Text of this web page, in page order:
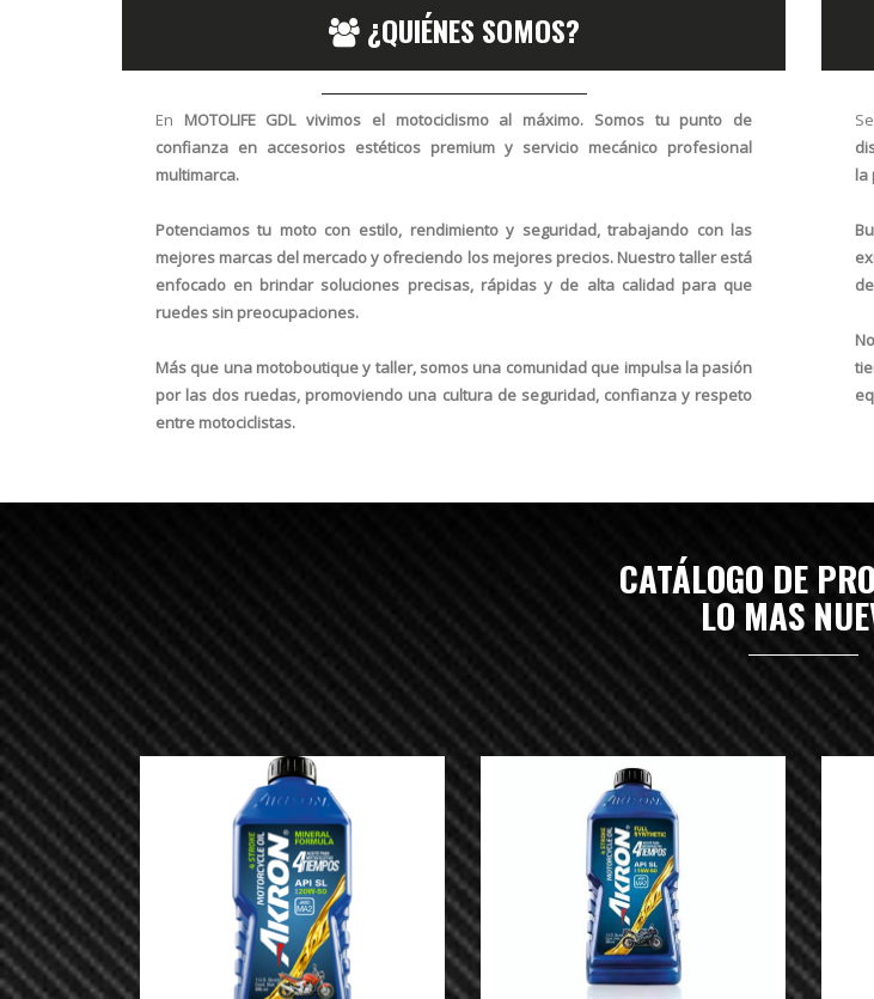
¿QUIÉNES SOMOS?
En MOTOLIFE GDLvivimos el motociclismo al máximo. Somos tu punto de
confianza en accesorios estéticos premium y servicio mecánico profesional
multimarca.
Potenciamos tu moto con estilo, rendimiento y seguridad, trabajando con las
mejores marcas del mercado y ofreciendo los mejores precios. Nuestro taller está
enfocado en brindar soluciones precisas, rápidas y de alta calidadpara que
ruedes sin preocupaciones.
Más que una motoboutique y taller, somos una comunidad que impulsa la pasión
por las dos ruedas, promoviendo una cultura de seguridad, confianza y respeto
entre motociclistas.
la
CATÁLOGO DE
LO MAS